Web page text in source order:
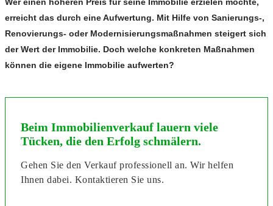
erreicht das durch eine Aufwertung. Mit Hilfe von Sanierungs-,
Renovierungs- oder Modernisierungsmaßnahmen steigert sich
der Wert der Immobilie. Doch welche konkreten Maßnahmen
können die eigene Immobilie aufwerten?
Beim Immobilienverkauf lauern viele
Tücken, die den Erfolg schmälern.
Gehen Sie den Verkauf professionell an. Wir helfen
Ihnen dabei. Kontaktieren Sie uns.